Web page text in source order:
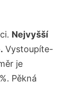
Nejvyšší
Vystoupíte-
je
Pěkná